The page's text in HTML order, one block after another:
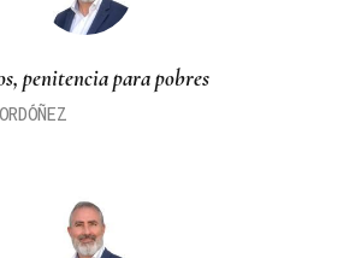
penitencia para pobres